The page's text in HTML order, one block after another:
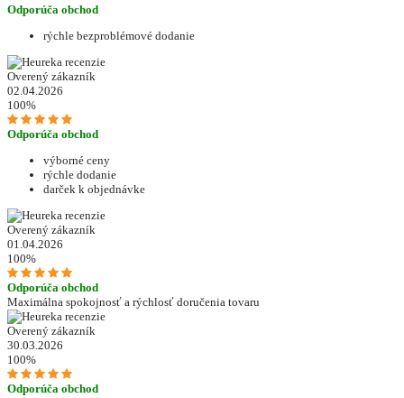
Odporúča obchod
rýchle bezproblémové dodanie
Overený zákazník
02.04.2026
100%
Odporúča obchod
výborné ceny
rýchle dodanie
darček k objednávke
Overený zákazník
01.04.2026
100%
Odporúča obchod
Maximálna spokojnosť a rýchlosť doručenia tovaru
Overený zákazník
30.03.2026
100%
Odporúča obchod